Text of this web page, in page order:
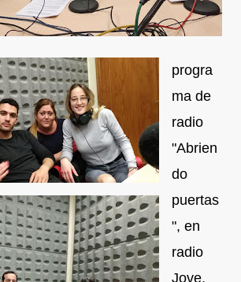
progra
ma de
radio
"Abrien
do
puertas
", en
radio
Jove.